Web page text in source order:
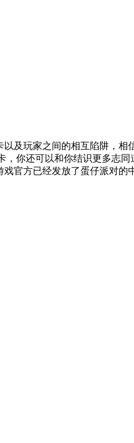
及玩家之间的相互陷阱，
你还可以和你结识更多志
官方已经发放了蛋仔派对